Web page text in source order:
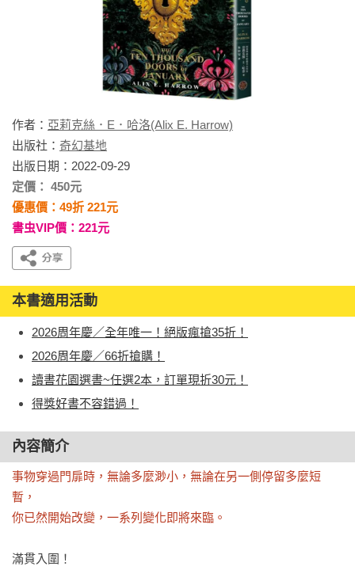
作者： 亞莉克絲．E．哈洛(Alix E. Harrow)
出版社： 奇幻基地
出版日期：2022-09-29
定價： 450元
優惠價：49折 221元
書虫VIP價：221元
本書適用活動
2026周年慶／全年唯一！絕版瘋搶35折！
2026周年慶／66折搶購！
讀書花園選書~任選2本，訂單現折30元！
得獎好書不容錯過！
內容簡介
事物穿過門扉時，無論多麼渺小，無論在另一側停留多麼短
暫，
你已然開始改變，一系列變化即將來臨。
滿貫入圍！